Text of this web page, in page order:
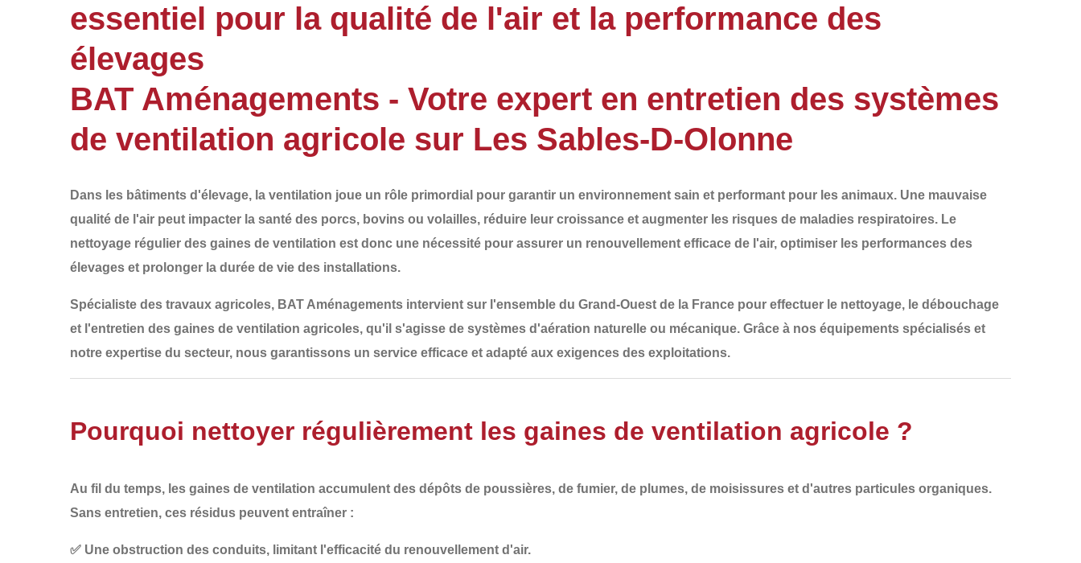
essentiel pour la qualité de l'air et la performance des
élevages
BAT Aménagements - Votre expert en entretien des systèmes
de ventilation agricole sur Les Sables-D-Olonne
Dans les bâtiments d'élevage, la ventilation joue un rôle primordial pour garantir un environnement sain et performant pour les animaux. Une mauvaise
qualité de l'air peut impacter la santé des porcs, bovins ou volailles, réduire leur croissance et augmenter les risques de maladies respiratoires. Le
nettoyage régulier des gaines de ventilation est donc une nécessité pour assurer un renouvellement efficace de l'air, optimiser les performances des
élevages et prolonger la durée de vie des installations.
Spécialiste des travaux agricoles, BAT Aménagements intervient sur l'ensemble du Grand-Ouest de la France pour effectuer le nettoyage, le débouchage
et l'entretien des gaines de ventilation agricoles, qu'il s'agisse de systèmes d'aération naturelle ou mécanique. Grâce à nos équipements spécialisés et
notre expertise du secteur, nous garantissons un service efficace et adapté aux exigences des exploitations.
Pourquoi nettoyer régulièrement les gaines de ventilation agricole ?
Au fil du temps, les gaines de ventilation accumulent des dépôts de poussières, de fumier, de plumes, de moisissures et d'autres particules organiques.
Sans entretien, ces résidus peuvent entraîner :
✅ Une obstruction des conduits, limitant l'efficacité du renouvellement d'air.